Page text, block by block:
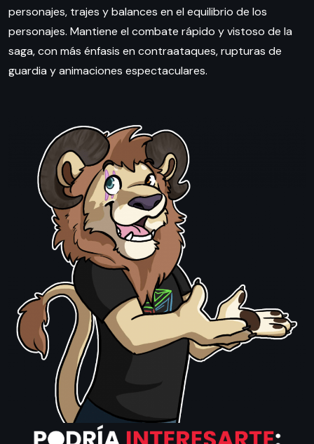
personajes, trajes y balances en el equilibrio de los
personajes. Mantiene el combate rápido y vistoso de la
saga, con más énfasis en contraataques, rupturas de
guardia y animaciones espectaculares.